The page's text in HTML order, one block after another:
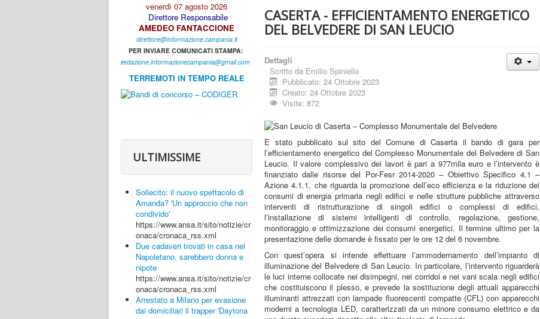
venerdì 07 agosto 2026
Direttore Responsabile
AMEDEO FANTACCIONE
direttore@informazione.campania.it
PER INVIARE COMUNICATI STAMPA:
redazione.informazionecampania@gmail.com
TERREMOTI IN TEMPO REALE
ULTIMISSIME
Sollecito: il nuovo spettacolo di
Amanda? 'Un approccio che non
condivido'
https://www.ansa.it/sito/notizie/cr
onaca/cronaca_rss.xml
Due cadaveri trovati in casa nel
Napoletano, sarebbero donna e
nipote
https://www.ansa.it/sito/notizie/cr
onaca/cronaca_rss.xml
Arrestato a Milano per evasione
dai domiciliari il trapper 'Daytona
CASERTA - EFFICIENTAMENTO ENERGETICO
DEL BELVEDERE DI SAN LEUCIO
Dettagli
Scritto da Emilio Spiniello
Pubblicato: 24 Ottobre 2023
Creato: 24 Ottobre 2023
Visite: 872
È stato pubblicato sul sito del Comune di Caserta il bando di gara per
l’efficientamento energetico del Complesso Monumentale del Belvedere di San
Leucio. Il valore complessivo dei lavori è pari a 977mila euro e l’intervento è
finanziato dalle risorse del Por-Fesr 2014-2020 – Obiettivo Specifico 4.1 –
Azione 4.1.1, che riguarda la promozione dell’eco efficienza e la riduzione dei
consumi di energia primaria negli edifici e nelle strutture pubbliche attraverso
interventi di ristrutturazione di singoli edifici o complessi di edifici,
l’installazione di sistemi intelligenti di controllo, regolazione, gestione,
monitoraggio e ottimizzazione dei consumi energetici. Il termine ultimo per la
presentazione delle domande è fissato per le ore 12 del 6 novembre.
Con quest’opera si intende effettuare l’ammodernamento dell’impianto di
illuminazione del Belvedere di San Leucio. In particolare, l’intervento riguarderà
le luci interne collocate nei disimpegni, nei corridoi e nei vani scala negli edifici
che costituiscono il plesso, e prevede la sostituzione degli attuali apparecchi
illuminanti attrezzati con lampade fluorescenti compatte (CFL) con apparecchi
moderni a tecnologia LED, caratterizzati da un minore consumo elettrico e da